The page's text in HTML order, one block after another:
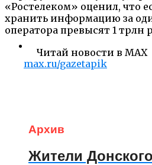
«Ростелеком» оценил, что
хранить информацию за
оператора превысят 1 трлн
Читай новости в MAX
max.ru/gazetapik
Архив
Жители